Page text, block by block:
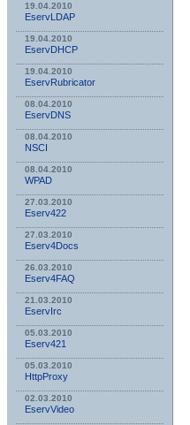
19.04.2010
EservLDAP
19.04.2010
EservDHCP
19.04.2010
EservRubricator
08.04.2010
EservDNS
08.04.2010
NSСI
08.04.2010
WPAD
27.03.2010
Eserv422
27.03.2010
Eserv4Docs
26.03.2010
Eserv4FAQ
21.03.2010
EservIrc
05.03.2010
Eserv421
05.03.2010
HttpProxy
02.03.2010
EservVideo